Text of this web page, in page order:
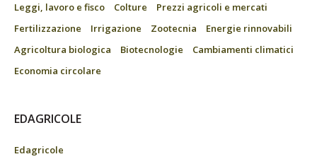
Leggi, lavoro e fisco
Colture
Prezzi agricoli e mercati
Fertilizzazione
Irrigazione Zootecnia
Energie rinnovabili
Agricoltura biologica
Biotecnologie
Cambiamenti climatici
Economia circolare
EDAGRICOLE
Edagricole